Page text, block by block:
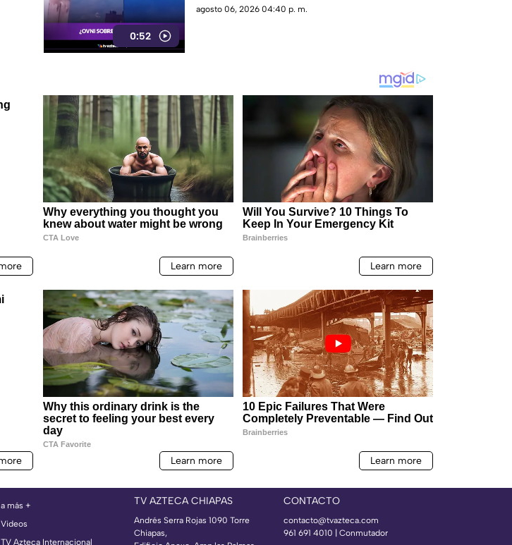
0:52
agosto 06, 2026 04:40 p. m.
a más +
Videos
TV Azteca Internacional
TV AZTECA CHIAPAS
Andrés Serra Rojas 1090 Torre
Chiapas,
CONTACTO
contacto@tvazteca.com
961 691 4010 | Conmutador